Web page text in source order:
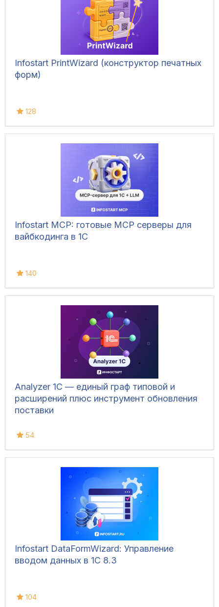
Infostart PrintWizard (конструктор печатных
форм)
128
Infostart MCP: готовые MCP серверы для
вайбкодинга в 1С
140
Analyzer 1C — единый граф типовой и
расширений плюс инструмент обновления
поставки
54
Infostart DataFormWizard: Управление
вводом данных в 1С 8.3
104